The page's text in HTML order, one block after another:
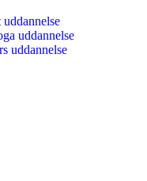
uddannelse
uddannelse